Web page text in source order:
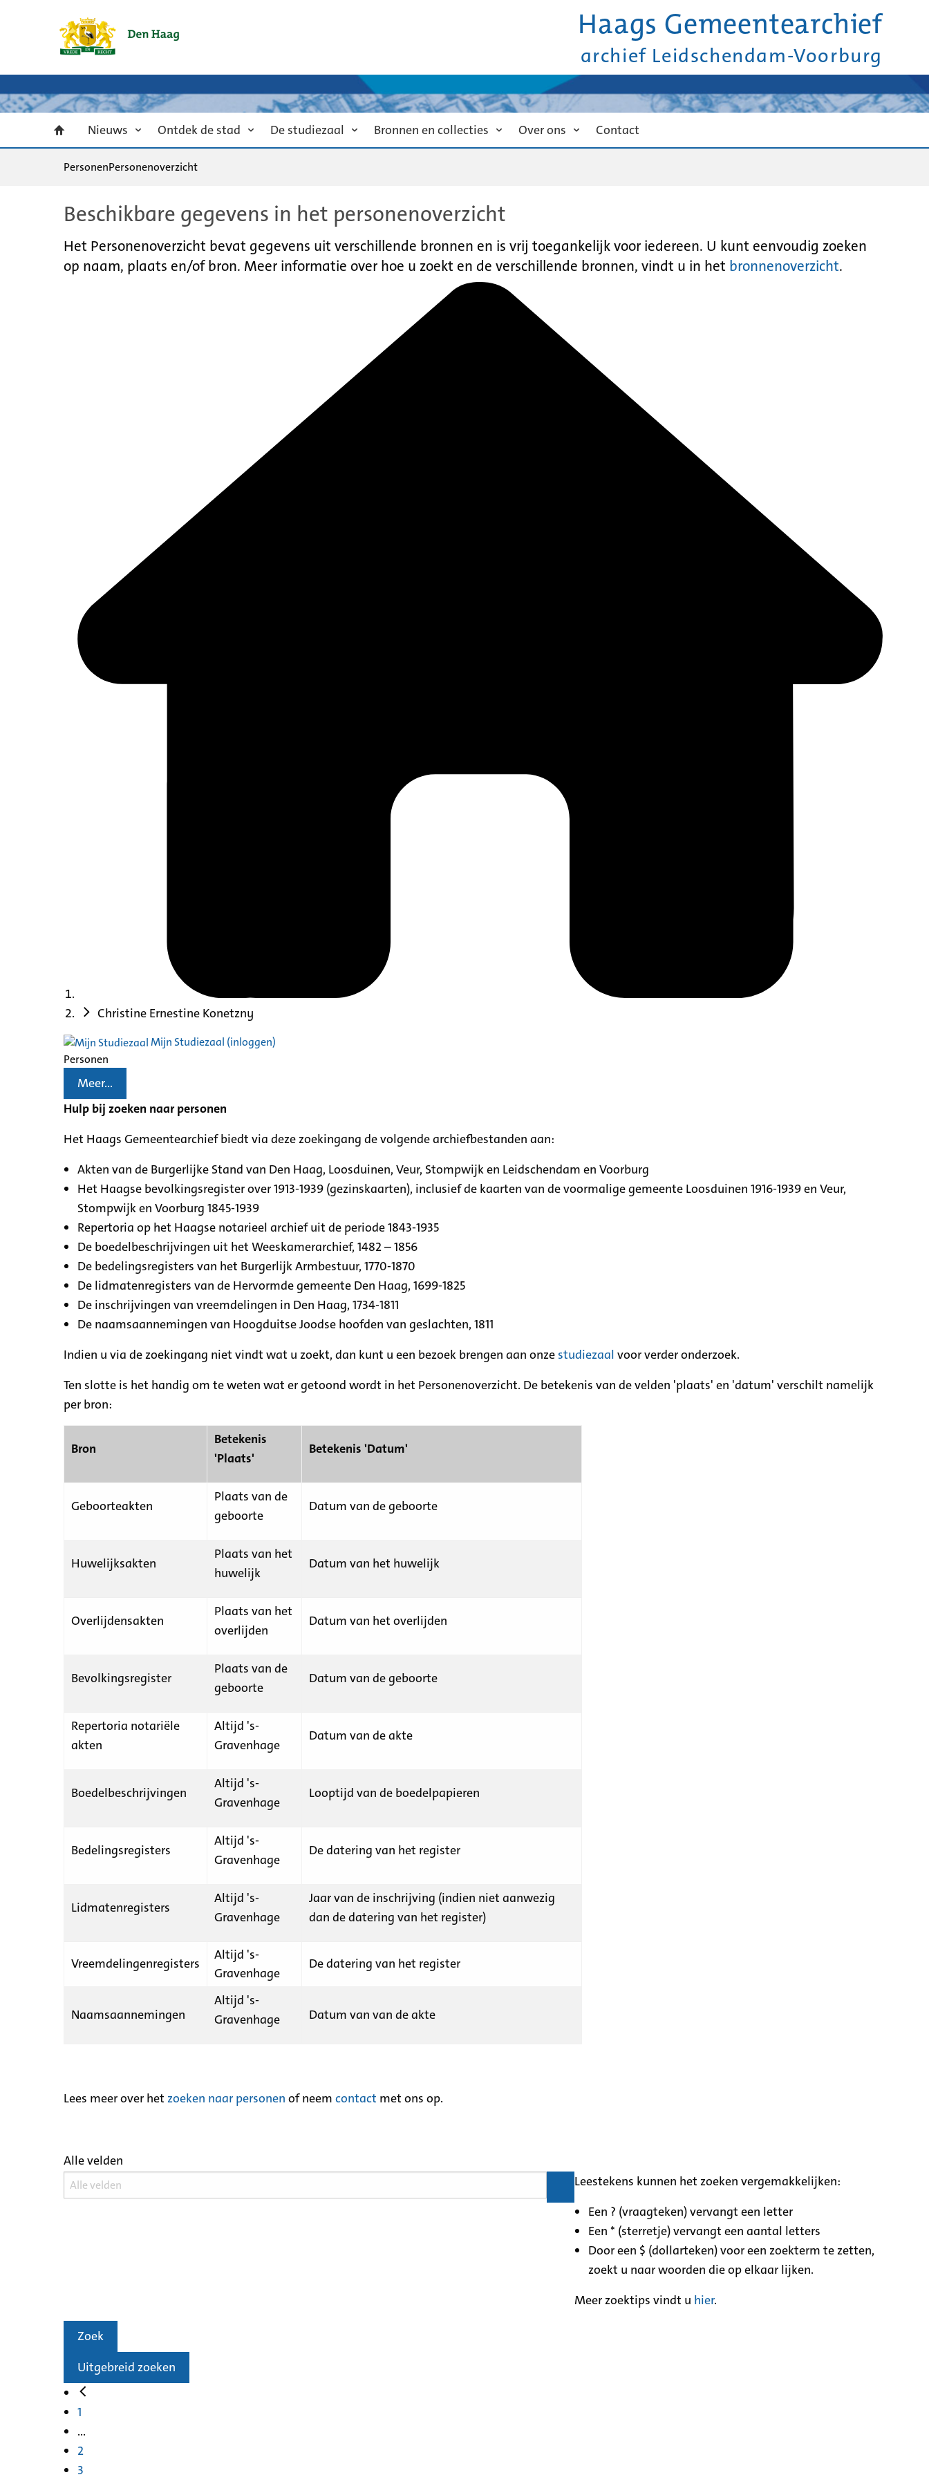
Haags Gemeentearchief
archief Leidschendam-Voorburg
Nieuws Ontdek de stad De studiezaal Bronnen en collecties Over ons Contact
PersonenPersonenoverzicht
Beschikbare gegevens in het personenoverzicht
Het Personenoverzicht bevat gegevens uit verschillende bronnen en is vrij toegankelijk voor iedereen. U kunt eenvoudig zoeken
op naam, plaats en/of bron. Meer informatie over hoe u zoekt en de verschillende bronnen, vindt u in het bronnenoverzicht.
Christine Ernestine Konetzny
Mijn Studiezaal (inloggen)
Personen
Meer...
Hulp bij zoeken naar personen
Het Haags Gemeentearchief biedt via deze zoekingang de volgende archiefbestanden aan:
Akten van de Burgerlijke Stand van Den Haag, Loosduinen, Veur, Stompwijk en Leidschendam en Voorburg
Het Haagse bevolkingsregister over 1913-1939 (gezinskaarten), inclusief de kaarten van de voormalige gemeente Loosduinen 1916-1939 en Veur,
Stompwijk en Voorburg 1845-1939
Repertoria op het Haagse notarieel archief uit de periode 1843-1935
De boedelbeschrijvingen uit het Weeskamerarchief, 1482 – 1856
De bedelingsregisters van het Burgerlijk Armbestuur, 1770-1870
De lidmatenregisters van de Hervormde gemeente Den Haag, 1699-1825
De inschrijvingen van vreemdelingen in Den Haag, 1734-1811
De naamsaannemingen van Hoogduitse Joodse hoofden van geslachten, 1811
Indien u via de zoekingang niet vindt wat u zoekt, dan kunt u een bezoek brengen aan onze studiezaal voor verder onderzoek.
Ten slotte is het handig om te weten wat er getoond wordt in het Personenoverzicht. De betekenis van de velden 'plaats' en 'datum' verschilt namelijk
per bron:
Bron
Betekenis
'Plaats'
Betekenis 'Datum'
Geboorteakten
Plaats van de
geboorte
Datum van de geboorte
Huwelijksakten
Plaats van het
huwelijk
Datum van het huwelijk
Overlijdensakten
Plaats van het
overlijden
Datum van het overlijden
Bevolkingsregister
Plaats van de
geboorte
Datum van de geboorte
Repertoria notariële
akten
Altijd 's-
Gravenhage
Datum van de akte
Boedelbeschrijvingen
Altijd 's-
Gravenhage
Looptijd van de boedelpapieren
Bedelingsregisters
Altijd 's-
Gravenhage
De datering van het register
Lidmatenregisters
Altijd 's-
Gravenhage
Jaar van de inschrijving (indien niet aanwezig
dan de datering van het register)
Vreemdelingenregisters
Altijd 's-
Gravenhage
De datering van het register
Naamsaannemingen
Altijd 's-
Gravenhage
Datum van van de akte
Lees meer over het zoeken naar personen of neem contact met ons op.
Alle velden
Leestekens kunnen het zoeken vergemakkelijken:
Een ? (vraagteken) vervangt een letter
Een * (sterretje) vervangt een aantal letters
Door een $ (dollarteken) voor een zoekterm te zetten,
zoekt u naar woorden die op elkaar lijken.
Meer zoektips vindt u hier.
Zoek
Uitgebreid zoeken
1
...
2
3